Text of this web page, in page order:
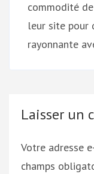
commodité
leur site pour
rayonnante
Laisser un
Votre adresse
champs